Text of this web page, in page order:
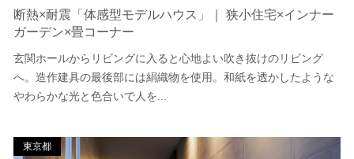
断熱×耐震「体感型モデルハウス」｜ 狭小住宅×インナー
ガーデン×畳コーナー
玄関ホールからリビングに入ると心地よい吹き抜けのリビング
へ。造作建具の最後部には絹織物を使用。和紙を透かしたような
やわらかな光と色合いで人を...
東京都